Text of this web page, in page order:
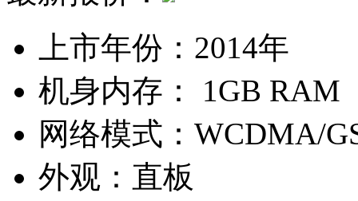
上市年份： 2014年
机身内存：
1GB RAM
网络模式： WCDMA/
外观： 直板